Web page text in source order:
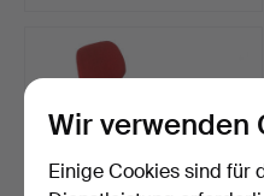
Wir verwenden
Einige Cookies sind für